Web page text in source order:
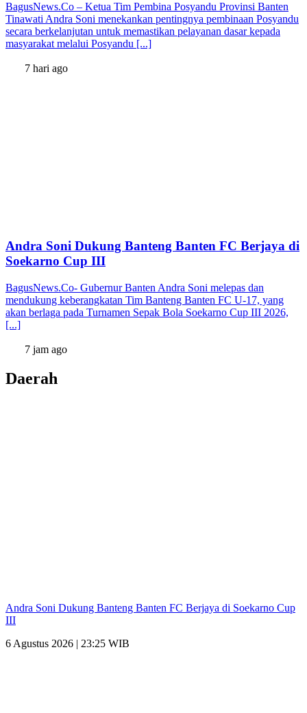
BagusNews.Co – Ketua Tim Pembina Posyandu Provinsi Banten
Tinawati Andra Soni menekankan pentingnya pembinaan Posyandu
secara berkelanjutan untuk memastikan pelayanan dasar kepada
masyarakat melalui Posyandu [...]
7 hari ago
Andra Soni Dukung Banteng Banten FC Berjaya di
Soekarno Cup III
BagusNews.Co- Gubernur Banten Andra Soni melepas dan
mendukung keberangkatan Tim Banteng Banten FC U-17, yang
akan berlaga pada Turnamen Sepak Bola Soekarno Cup III 2026,
[...]
7 jam ago
Daerah
Andra Soni Dukung Banteng Banten FC Berjaya di Soekarno Cup
III
6 Agustus 2026 | 23:25 WIB